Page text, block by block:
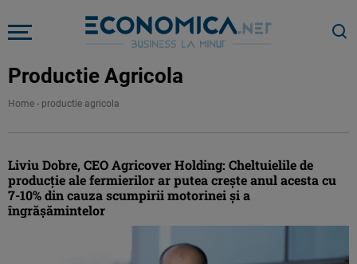
Productie Agricola
Home - productie agricola
Liviu Dobre, CEO Agricover Holding: Cheltuielile de
producție ale fermierilor ar putea crește anul acesta cu
7-10% din cauza scumpirii motorinei și a
îngrășămintelor